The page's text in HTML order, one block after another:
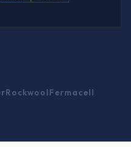
RockwoolFermacell